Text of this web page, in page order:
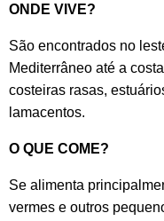
ONDE VIVE?
São encontrados no
Mediterrâneo até a
costeiras rasas,
lamacentos.
O QUE COME?
Se alimenta
vermes e outros